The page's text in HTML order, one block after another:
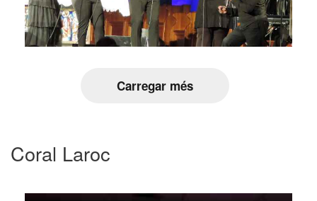
Carregar més
Coral Laroc